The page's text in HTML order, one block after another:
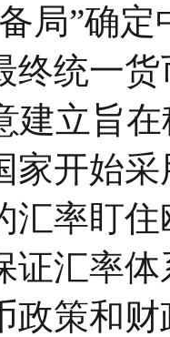
局”确
终统一
建立旨
家开始
汇率盯
证汇率
政策和